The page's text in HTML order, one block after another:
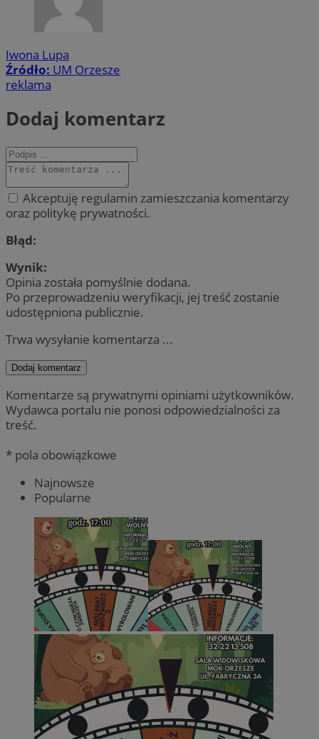
Iwona Lupa
Źródło: UM Orzesze
reklama
Dodaj komentarz
Akceptuję regulamin zamieszczania komentarzy
oraz politykę prywatności.
Błąd:
Wynik:
Opinia została pomyślnie dodana.
Po przeprowadzeniu weryfikacji, jej treść zostanie
udostępniona publicznie.
Trwa wysyłanie komentarza ...
Dodaj komentarz
Komentarze są prywatnymi opiniami użytkowników.
Wydawca portalu nie ponosi odpowiedzialności za
treść.
* pola obowiązkowe
Najnowsze
Popularne